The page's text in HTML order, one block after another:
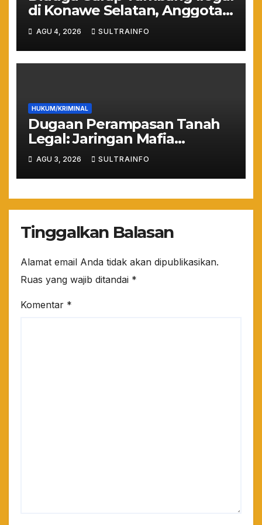
di Konawe Selatan, Anggota
DPRD Sultra Suparjo Resmi
Jadi Tersangka
AGU 4, 2026 SULTRAINFO
HUKUM/KRIMINAL
Dugaan Perampasan Tanah
Legal: Jaringan Mafia
Puuwatu Disinyalir Bermain
Rapi dan Sistematis
AGU 3, 2026 SULTRAINFO
Tinggalkan Balasan
Alamat email Anda tidak akan dipublikasikan.
Ruas yang wajib ditandai *
Komentar *